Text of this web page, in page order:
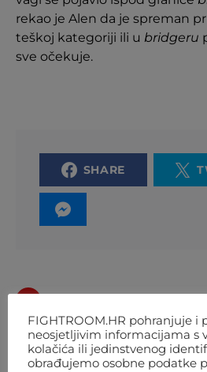
rekao je Alen da je spreman
teškoj kategoriji ili u bridgeru
sve očekuje.
SHARE
HRGOVIĆ
NOVOG
FIGHTROOM.HR pohranjuje i
neosjetljivim informacijama s
kolačića ili jedinstvenog
obrađujemo osobne podatke